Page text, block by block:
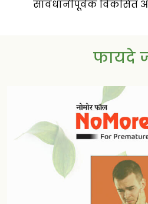
सावधानीपूर्वक विकसित
फायदे